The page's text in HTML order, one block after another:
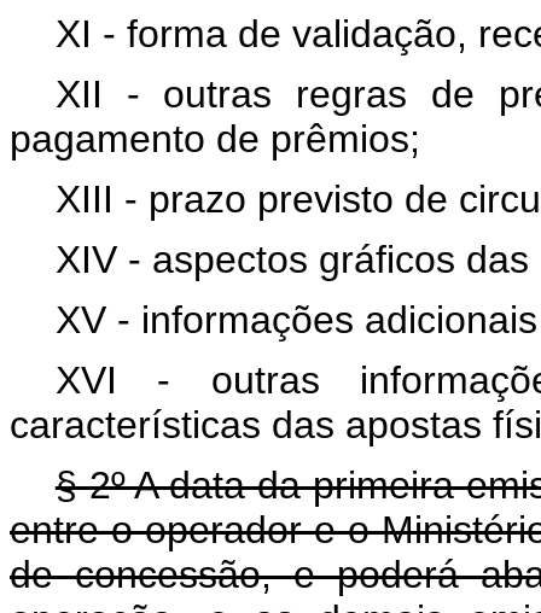
XI - forma de validação,
XII - outras regras de
pagamento de prêmios;
XIII - prazo previsto de
XIV - aspectos gráficos
XV - informações
XVI - outras
características das apostas
§ 2º A data da primeira
entre o operador e o
de concessão, e poderá